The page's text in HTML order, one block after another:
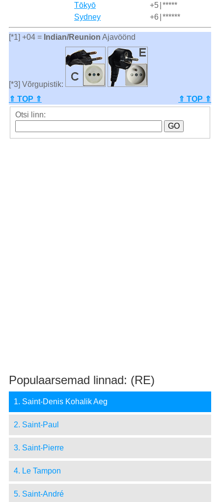
Tōkyō
+5 *****
Sydney
+6 ******
[*1] +04 = Indian/Reunion Ajavöönd
[*3] Võrgupistik:
⇑ TOP ⇑
⇑ TOP ⇑
Otsi linn:
Populaarsemad linnad: (RE)
1. Saint-Denis Kohalik Aeg
2. Saint-Paul
3. Saint-Pierre
4. Le Tampon
5. Saint-André